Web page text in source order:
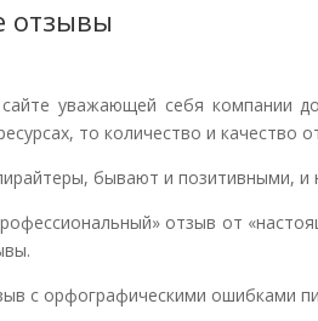
отзывы
уважающей себя компании
то количество и качество
бывают и позитивными, и
отзыв от
с орфографическими ошибками